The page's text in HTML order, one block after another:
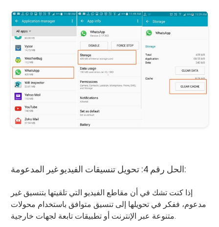
الحل رقم 4: تحويل تنسيقات الفيديو غير المدعومة:
إذا كنت تشك في أن مقاطع الفيديو التي تلقيتها بتنسيق غير
مدعوم، ففكر في تحويلها إلى تنسيق متوافق باستخدام محولات
متنوعة عبر الإنترنت أو تطبيقات تابعة لجهات خارجية.